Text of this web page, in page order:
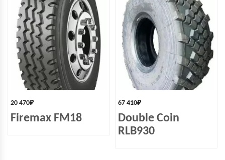
20 470₽
Firemax FM18
67 410₽
Double Coin
RLB930